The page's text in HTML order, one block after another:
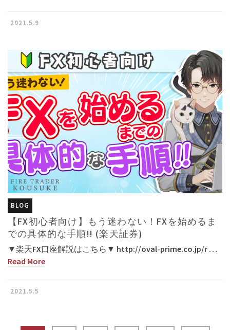
2021.5.9
BLOG
【FX初心者向け】もう迷わない！FXを始めるま
での具体的な手順!! (楽天証券)
▼楽天FX口座解説はこちら▼ http://oval-prime.co.jp/r …
Read More
2021.5.5